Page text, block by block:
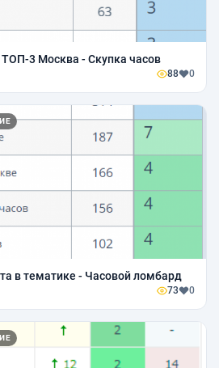
3 Москва - Скупка часов
88 0
в тематике - Часовой ломбард
73 0